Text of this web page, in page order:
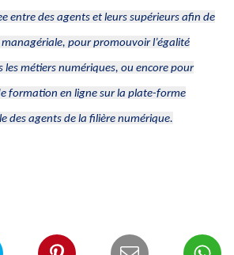
entre des agents et leurs supérieurs afin de
pour promouvoir l’égalité
les métiers numériques, ou encore pour
formation en ligne sur la plate-forme
des agents de la filière numérique.